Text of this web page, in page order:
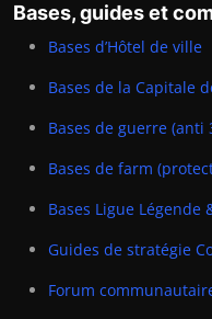
Bases, guides et
Bases d’Hôtel de ville
Bases de la Capitale
Bases de guerre (anti
Bases de farm
Bases Ligue Légende
Guides de stratégie
Forum